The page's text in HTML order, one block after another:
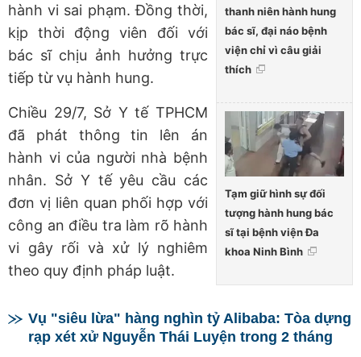
thanh niên hành hung
bác sĩ, đại náo bệnh
viện chỉ vì câu giải
thích
Tạm giữ hình sự đối
tượng hành hung bác
sĩ tại bệnh viện Đa
khoa Ninh Bình
hành vi sai phạm. Đồng thời,
kịp thời động viên đối với
bác sĩ chịu ảnh hưởng trực
tiếp từ vụ hành hung.
Chiều 29/7, Sở Y tế TPHCM
đã phát thông tin lên án
hành vi của người nhà bệnh
nhân. Sở Y tế yêu cầu các
đơn vị liên quan phối hợp với
công an điều tra làm rõ hành
vi gây rối và xử lý nghiêm
theo quy định pháp luật.
Vụ "siêu lừa" hàng nghìn tỷ Alibaba: Tòa dựng
rạp xét xử Nguyễn Thái Luyện trong 2 tháng